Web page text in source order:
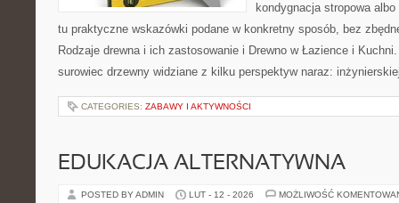
kondygnacja stropowa
tu praktyczne wskazówki podane w konkretny sposób, bez
Rodzaje drewna i ich zastosowanie i Drewno w Łazience i
surowiec drzewny widziane z kilku perspektyw naraz:
CATEGORIES: ZABAWY I AKTYWNOŚCI
EDUKACJA ALTERNATYWNA
POSTED BY ADMIN LUT - 12 - 2026 MOŻLIWOŚĆ